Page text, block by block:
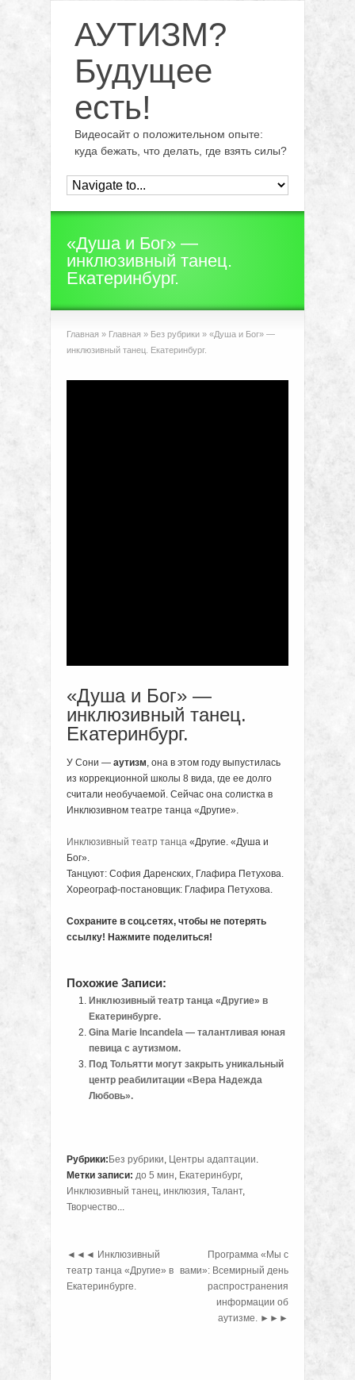
АУТИЗМ?
Будущее
есть!
Видеосайт о положительном опыте:
куда бежать, что делать, где взять силы?
«Душа и Бог» —
инклюзивный танец.
Екатеринбург.
Главная » Главная » Без рубрики » «Душа и Бог» —
инклюзивный танец. Екатеринбург.
«Душа и Бог» —
инклюзивный танец.
Екатеринбург.
У Сони — аутизм, она в этом году выпустилась
из коррекционной школы 8 вида, где ее долго
считали необучаемой. Сейчас она солистка в
Инклюзивном театре танца «Другие».
Инклюзивный театр танца «Другие. «Душа и
Бог».
Танцуют: София Даренских, Глафира Петухова.
Хореограф-постановщик: Глафира Петухова.
Сохраните в соц.сетях, чтобы не потерять
ссылку! Нажмите поделиться!
Похожие Записи:
Инклюзивный театр танца «Другие» в
Екатеринбурге.
Gina Marie Incandela — талантливая юная
певица с аутизмом.
Под Тольятти могут закрыть уникальный
центр реабилитации «Вера Надежда
Любовь».
Рубрики: Без рубрики, Центры адаптации.
Метки записи: до 5 мин, Екатеринбург,
Инклюзивный танец, инклюзия, Талант,
Творчество...
◄◄◄ Инклюзивный
театр танца «Другие» в
Екатеринбурге.
Программа «Мы с
вами»: Всемирный день
распространения
информации об
аутизме. ►►►